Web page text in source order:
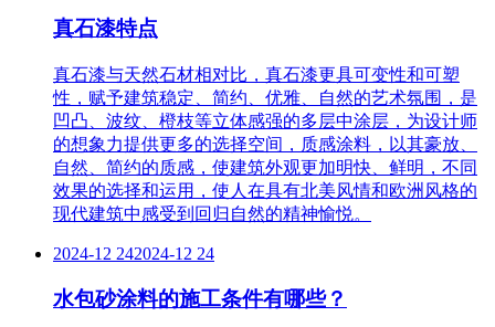
真石漆特点
真石漆与天然石材相对比，真石漆更具可变性和可塑
性，赋予建筑稳定、简约、优雅、自然的艺术氛围，是
凹凸、波纹、橙枝等立体感强的多层中涂层，为设计师
的想象力提供更多的选择空间，质感涂料，以其豪放、
自然、简约的质感，使建筑外观更加明快、鲜明，不同
效果的选择和运用，使人在具有北美风情和欧洲风格的
现代建筑中感受到回归自然的精神愉悦。
2024-12 242024-12 24
水包砂涂料的施工条件有哪些？